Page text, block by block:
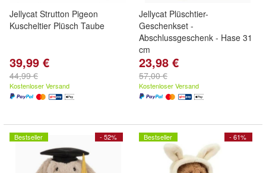
Jellycat Strutton Pigeon
Kuscheltier Plüsch Taube
39,99 €
44,99 €
Kostenloser Versand
Jellycat Plüschtier-
Geschenkset -
Abschlussgeschenk - Hase 31
cm
23,98 €
57,00 €
Kostenloser Versand
- 52%
Bestseller - 61%
Bestseller